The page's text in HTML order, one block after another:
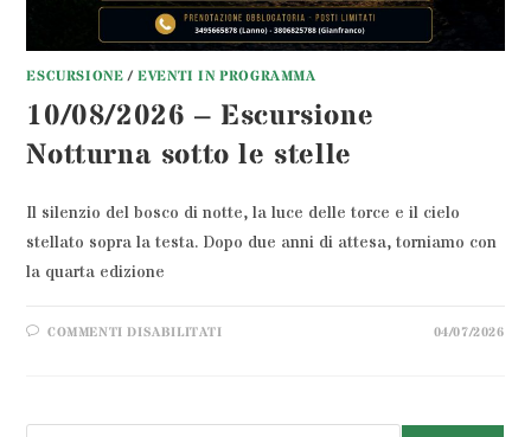
ESCURSIONE/EVENTI IN PROGRAMMA
10/08/2026 – Escursione
Notturna sotto le stelle
Il silenzio del bosco di notte, la luce delle torce e il cielo
stellato sopra la testa. Dopo due anni di attesa, torniamo con
la quarta edizione
COMMENTI DISABILITATI 04/07/2026